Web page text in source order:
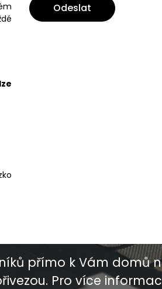
Odeslat
přímo k Vám domů
Pro více